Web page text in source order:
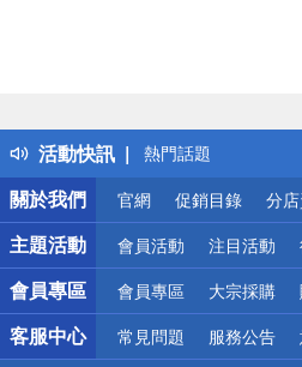
活動快訊
得獎公告
熱門話題
銀行優惠
偏遠地區配送
詐騙網頁！請小心！
關於我們
官網 促銷目錄 分
主題活動 會員活動 注目活動
會員專區 會員專區 大宗採購
客服中心 常見問題 服務公告